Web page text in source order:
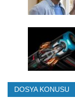
DOSYA KONUSU